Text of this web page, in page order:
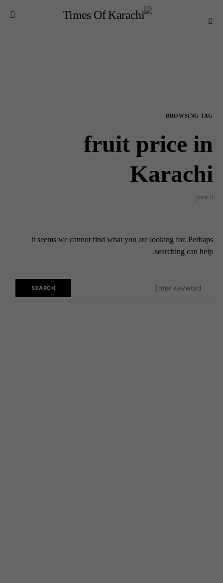
BROWSING TAG
fruit price in
Karachi
0 posts
It seems we cannot find what you are looking for. Perhaps
searching can help.
SEARCH